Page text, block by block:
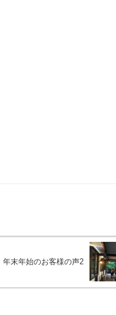
年末年始のお客様の声2